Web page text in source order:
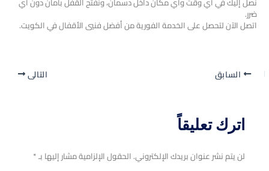
ضرر.
اتصل الآن لتحصل على الخدمة الفورية من أفضل فنيي الأقفال في الكويت.
السابق التالي
اترك تعليقاً
لن يتم نشر عنوان بريدك الإلكتروني. الحقول الإلزامية مشار إليها بـ*